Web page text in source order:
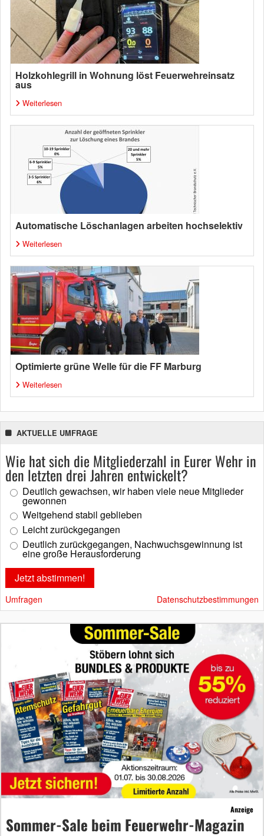
Holzkohlegrill in Wohnung löst Feuerwehreinsatz
aus
Weiterlesen
Automatische Löschanlagen arbeiten hochselektiv
Weiterlesen
Optimierte grüne Welle für die FF Marburg
Weiterlesen
AKTUELLE UMFRAGE
Wie hat sich die Mitgliederzahl in Eurer Wehr in
den letzten drei Jahren entwickelt?
Deutlich gewachsen, wir haben viele neue Mitglieder
gewonnen
Weitgehend stabil geblieben
Leicht zurückgegangen
Deutlich zurückgegangen, Nachwuchsgewinnung ist
eine große Herausforderung
Umfragen Datenschutzbestimmungen
Anzeige
Sommer-Sale beim Feuerwehr-Magazin